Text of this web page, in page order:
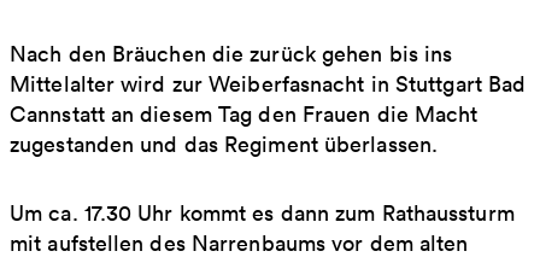
Nach den Bräuchen die zurück gehen bis ins
Mittelalter wird zur Weiberfasnacht in Stuttgart Bad
Cannstatt an diesem Tag den Frauen die Macht
zugestanden und das Regiment überlassen.
Um ca. 17.30 Uhr kommt es dann zum Rathaussturm
mit aufstellen des Narrenbaums vor dem alten